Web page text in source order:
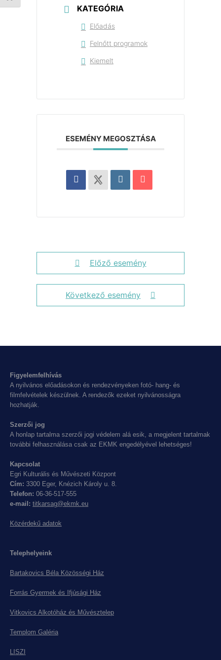
KATEGÓRIA
Előadás
Felnőtt programok
Kiemelt
ESEMÉNY MEGOSZTÁSA
Előző esemény
Következő esemény
Figyelemfelhívás
A nyilvános előadásokon és rendezvényeken fotó- hang- és
filmfelvételek készülnek. A rendezők ezeket nyilvánosságra
hozhatják.
Szerzői jog
A honlap tartalma szerzői jogi védelem alá esik, a megjelent tartalmak
további felhasználása csak az EKMK engedélyével lehetséges!
Kapcsolat
Egri Kulturális és Művészeti Központ
Cím: 3300 Eger, Knézich Károly u. 8.
Telefon: 06-36-517-555
e-mail: titkarsag@ekmk.eu
Közérdekű adatok
Telephelyeink
Bartakovics Béla Közösségi Ház
Forrás Gyermek és Ifjúsági Ház
Vitkovics Alkotóház és Művésztelep
Templom Galéria
LISZI